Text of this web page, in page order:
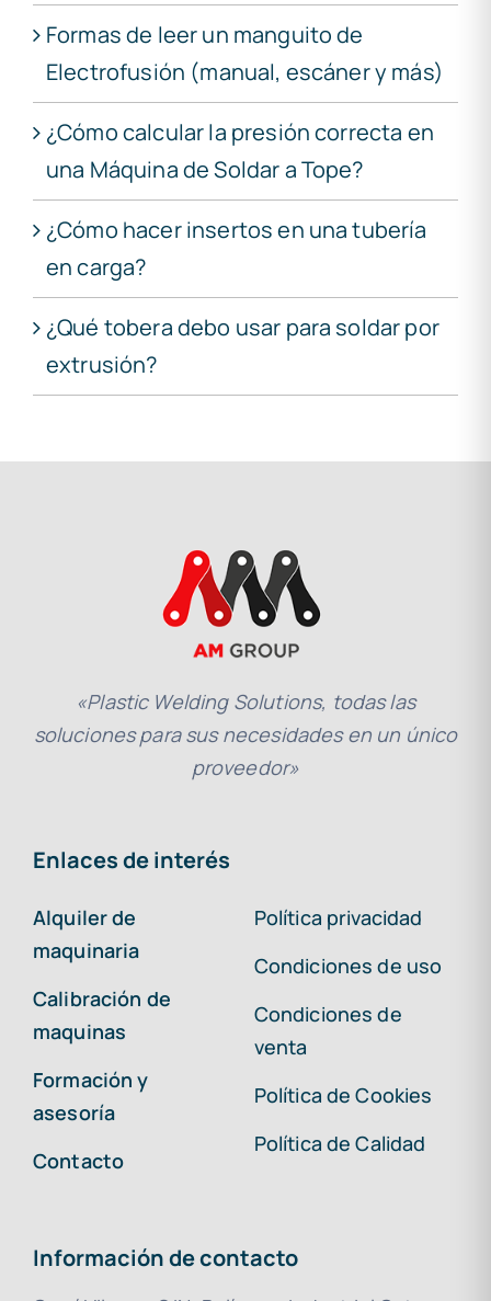
Formas de leer un manguito de
Electrofusión (manual, escáner y más)
¿Cómo calcular la presión correcta en
una Máquina de Soldar a Tope?
¿Cómo hacer insertos en una tubería
en carga?
¿Qué tobera debo usar para soldar por
extrusión?
«Plastic Welding Solutions, todas las
soluciones para sus necesidades en un único
proveedor»
Enlaces de interés
Alquiler de
maquinaria
Calibración de
maquinas
Formación y
asesoría
Contacto
Política privacidad
Condiciones de uso
Condiciones de
venta
Política de Cookies
Política de Calidad
Información de contacto